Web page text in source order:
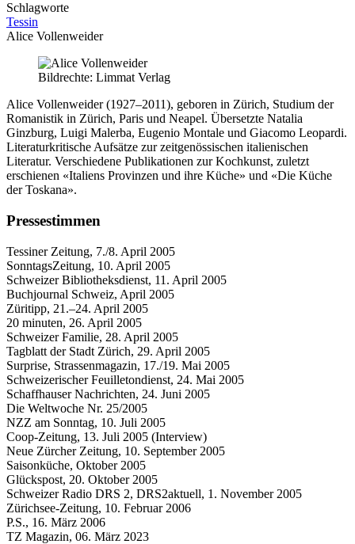
Schlagworte
Tessin
Alice Vollenweider
Bildrechte: Limmat Verlag
Alice Vollenweider (1927–2011), geboren in Zürich, Studium der
Romanistik in Zürich, Paris und Neapel. Übersetzte Natalia
Ginzburg, Luigi Malerba, Eugenio Montale und Giacomo Leopardi.
Literaturkritische Aufsätze zur zeitgenössischen italienischen
Literatur. Verschiedene Publikationen zur Kochkunst, zuletzt
erschienen «Italiens Provinzen und ihre Küche» und «Die Küche
der Toskana».
Pressestimmen
Tessiner Zeitung, 7./8. April 2005
SonntagsZeitung, 10. April 2005
Schweizer Bibliotheksdienst, 11. April 2005
Buchjournal Schweiz, April 2005
Züritipp, 21.–24. April 2005
20 minuten, 26. April 2005
Schweizer Familie, 28. April 2005
Tagblatt der Stadt Zürich, 29. April 2005
Surprise, Strassenmagazin, 17./19. Mai 2005
Schweizerischer Feuilletondienst, 24. Mai 2005
Schaffhauser Nachrichten, 24. Juni 2005
Die Weltwoche Nr. 25/2005
NZZ am Sonntag, 10. Juli 2005
Coop-Zeitung, 13. Juli 2005 (Interview)
Neue Zürcher Zeitung, 10. September 2005
Saisonküche, Oktober 2005
Glückspost, 20. Oktober 2005
Schweizer Radio DRS 2, DRS2aktuell, 1. November 2005
Zürichsee-Zeitung, 10. Februar 2006
P.S., 16. März 2006
TZ Magazin, 06. März 2023